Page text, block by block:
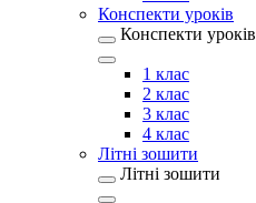
Конспекти уроків
Конспекти уроків
1 клас
2 клас
3 клас
4 клас
Літні зошити
Літні зошити